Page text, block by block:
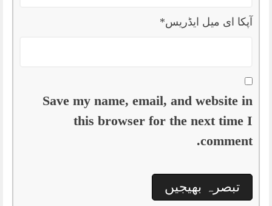
آپکا ای میل ایڈریس*
Save my name, email, and website in
this browser for the next time I
comment.